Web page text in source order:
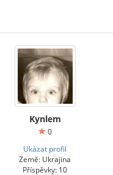
Kynlem
0
Ukázat profil
Země: Ukrajina
Příspěvky: 10